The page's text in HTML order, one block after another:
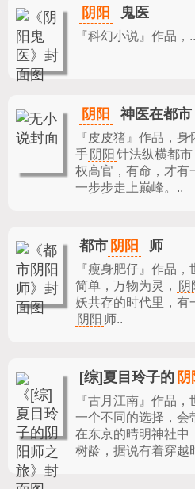
阴阳 鬼医
『科幻小说』作品， ..
阴阳 神医在都市
『皮皮猪』作品， 身
手 阴阳 针法纵横都
权高官，有命，才有
一步步走上巅峰。..
都市 阴阳 师
『瘦身肥仔』作品，
简单，万物为灵，
阴
妖共存的时代里，有
阴阳 师..
[综]夏目玲子的 阴
『古月江南』作品，
一个不同的选择，会
在东京的晴明神社中
树龄，据说有着穿越